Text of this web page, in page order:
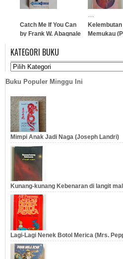
Catch Me If You Can
by Frank W. Abagnale
…
Kelembutan
Memukau
…
KATEGORI BUKU
Buku Populer Minggu Ini
Mimpi Anak Jadi Naga (Joseph Landri)
Kunang-kunang Kebenaran di langit
Lagi-Lagi Nenek Botol Merica (Mrs.